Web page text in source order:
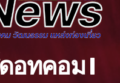
อทคอม l